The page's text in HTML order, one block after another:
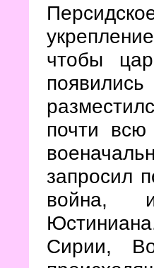
чтобы
почти
запросил
война,
Сирии,